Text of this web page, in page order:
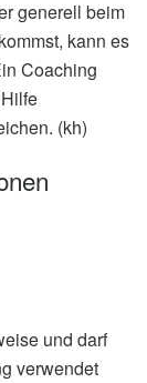
generell beim
kann es
Coaching
(kh)
und darf
verwendet